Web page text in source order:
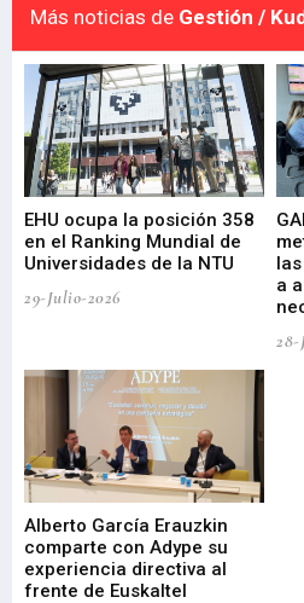
Más noticias de Gestión /
EHU ocupa la posición 358
en el Ranking Mundial de
Universidades de la NTU
29-Julio-2026
a
28-
Alberto García Erauzkin
comparte con Adype su
experiencia directiva al
frente de Euskaltel